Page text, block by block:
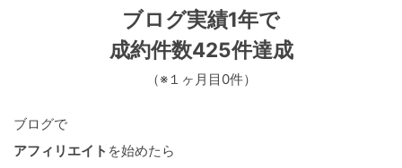
ブログ実績1年で
成約件数425件達成
（※１ヶ月目0件）
ブログで
アフィリエイト を始めたら